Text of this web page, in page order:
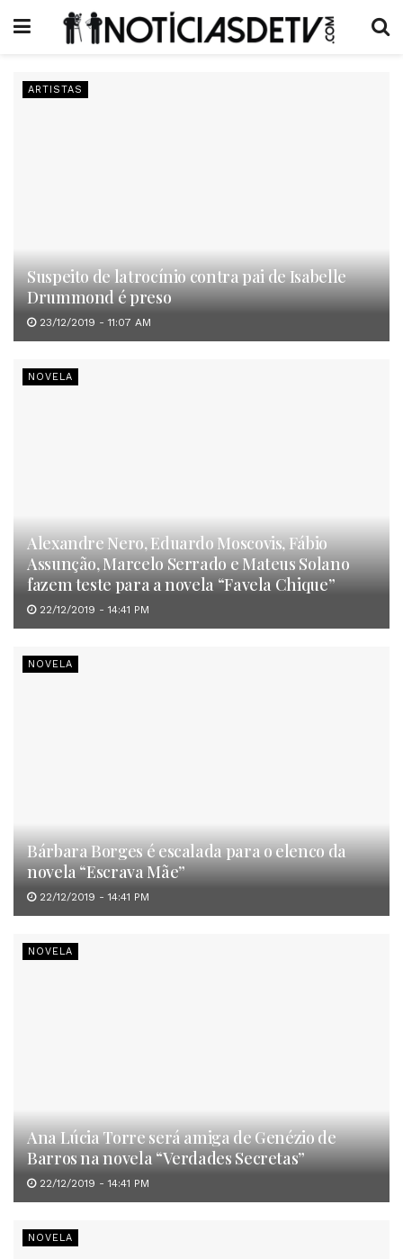
ARTISTAS
Suspeito de latrocínio contra pai de Isabelle
Drummond é preso
23/12/2019 - 11:07 AM
NOVELA
Alexandre Nero, Eduardo Moscovis, Fábio
Assunção, Marcelo Serrado e Mateus Solano
fazem teste para a novela “Favela Chique”
22/12/2019 - 14:41 PM
NOVELA
Bárbara Borges é escalada para o elenco da
novela “Escrava Mãe”
22/12/2019 - 14:41 PM
NOVELA
Ana Lúcia Torre será amiga de Genézio de
Barros na novela “Verdades Secretas”
22/12/2019 - 14:41 PM
NOVELA